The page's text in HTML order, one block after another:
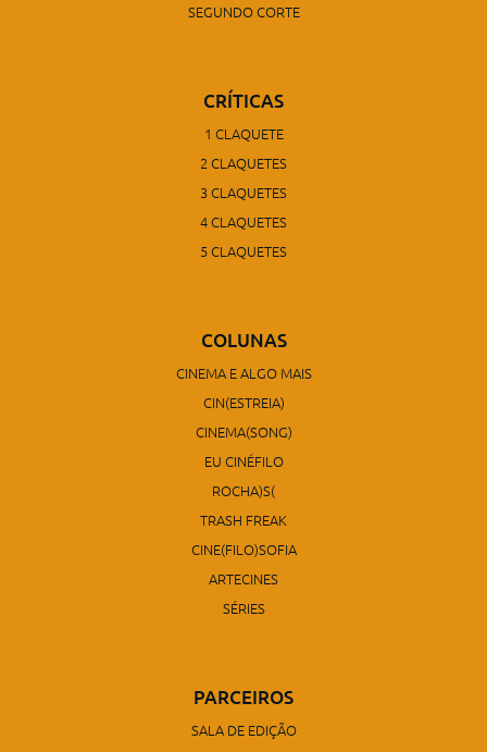
SEGUNDO CORTE
CRÍTICAS
1 CLAQUETE
2 CLAQUETES
3 CLAQUETES
4 CLAQUETES
5 CLAQUETES
COLUNAS
CINEMA E ALGO MAIS
CIN(ESTREIA)
CINEMA(SONG)
EU CINÉFILO
ROCHA)S(
TRASH FREAK
CINE(FILO)SOFIA
ARTECINES
SÉRIES
PARCEIROS
SALA DE EDIÇÃO